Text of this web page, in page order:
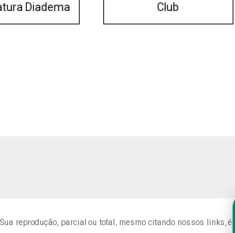
Diadema
Club
reprodução, parcial ou total, mesmo citando nossos links,